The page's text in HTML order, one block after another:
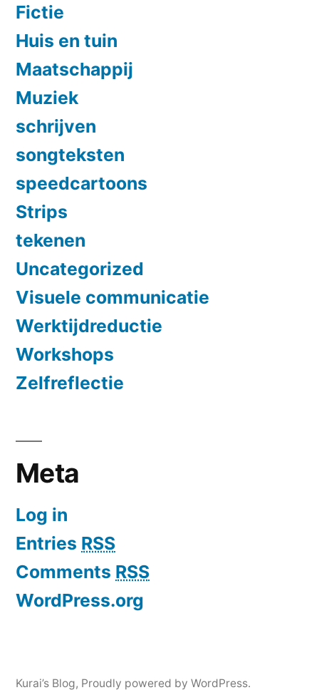
Fictie
Huis en tuin
Maatschappij
Muziek
schrijven
songteksten
speedcartoons
Strips
tekenen
Uncategorized
Visuele communicatie
Werktijdreductie
Workshops
Zelfreflectie
Meta
Log in
Entries RSS
Comments RSS
WordPress.org
Kurai’s Blog, Proudly powered by WordPress.